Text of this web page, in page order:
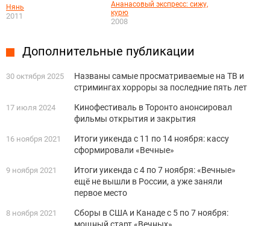
Нянь
2011
Ананасовый экспресс: сижу,
курю
2008
Дополнительные публикации
30 октября 2025
Названы самые просматриваемые на ТВ и
стримингах хорроры за последние пять лет
17 июля 2024
Кинофестиваль в Торонто анонсировал
фильмы открытия и закрытия
16 ноября 2021
Итоги уикенда с 11 по 14 ноября: кассу
сформировали «Вечные»
9 ноября 2021
Итоги уикенда с 4 по 7 ноября: «Вечные»
ещё не вышли в России, а уже заняли
первое место
8 ноября 2021
Сборы в США и Канаде с 5 по 7 ноября: